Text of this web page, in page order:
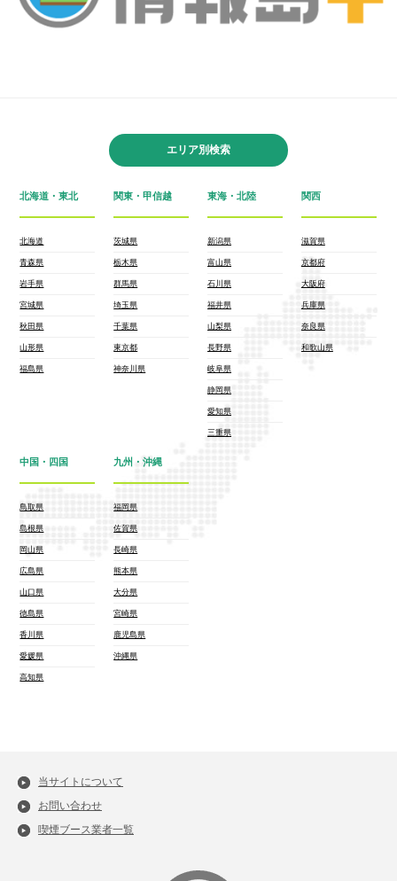
エリア別検索
北海道・東北
北海道
青森県
岩手県
宮城県
秋田県
山形県
福島県
関東・甲信越
茨城県
栃木県
群馬県
埼玉県
千葉県
東京都
神奈川県
東海・北陸
新潟県
富山県
石川県
福井県
山梨県
長野県
岐阜県
静岡県
愛知県
三重県
関西
滋賀県
京都府
大阪府
兵庫県
奈良県
和歌山県
中国・四国
鳥取県
島根県
岡山県
広島県
山口県
徳島県
香川県
愛媛県
高知県
九州・沖縄
福岡県
佐賀県
長崎県
熊本県
大分県
宮崎県
鹿児島県
沖縄県
当サイトについて
お問い合わせ
喫煙ブース業者一覧